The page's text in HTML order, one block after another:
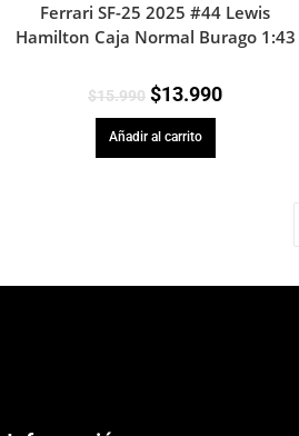
Ferrari SF-25 2025 #44 Lewis
Hamilton Caja Normal Burago 1:43
$15.990 $13.990
Añadir al carrito